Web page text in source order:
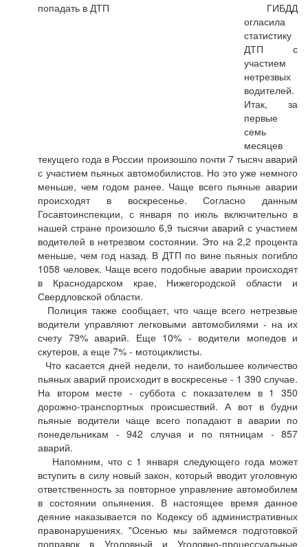
ГИБДД
огласила
статистику
ДТП с
участием
нетрезвых
водителей.
Итак, за
первые
семь
месяцев
текущего года в России произошло почти 7 тысяч аварий
с участием пьяных автомобилистов. Но это уже немного
меньше, чем годом ранее. Чаще всего пьяные аварии
происходят в воскресенье. Согласно данным
Госавтоинспекции, с января по июль включительно в
нашей стране произошло 6,9 тысячи аварий с участием
водителей в нетрезвом состоянии. Это на 2,2 процента
меньше, чем год назад. В ДТП по вине пьяных погибло
1058 человек. Чаще всего подобные аварии происходят
в Краснодарском крае, Нижегородской области и
Свердловской области.
Полиция также сообщает, что чаще всего нетрезвые
водители управляют легковыми автомобилями - на их
счету 79% аварий. Еще 10% - водители мопедов и
скутеров, а еще 7% - мотоциклисты.
Что касается дней недели, то наибольшее количество
пьяных аварий происходит в воскресенье - 1 390 случае.
На втором месте - суббота с показателем в 1 350
дорожно-транспортных происшествий. А вот в будни
пьяные водители чаще всего попадают в аварии по
понедельникам - 942 случая и по пятницам - 857
аварий.
Напомним, что с 1 января следующего года может
вступить в силу новый закон, который вводит уголовную
ответственность за повторное управление автомобилем
в состоянии опьянения. В настоящее время данное
деяние наказывается по Кодексу об административных
правонарушениях. "Осенью мы займемся подготовкой
поправок в Уголовный и Уголовно-процессуальные